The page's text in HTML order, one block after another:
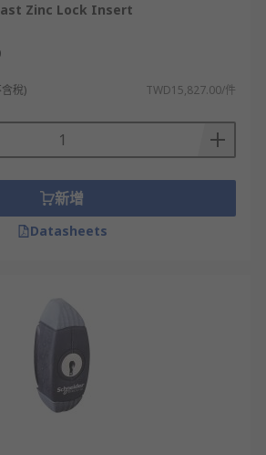
Zinc Lock Insert
稅) TWD15,827.00/件
新增
Datasheets